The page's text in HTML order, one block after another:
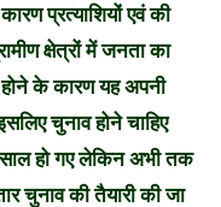
प्रत्याशियों एवं की
क्षेत्रों में जनता का
के कारण यह अपनी
चुनाव होने चाहिए
साल हो गए लेकिन अभी तक
चुनाव की तैयारी की जा